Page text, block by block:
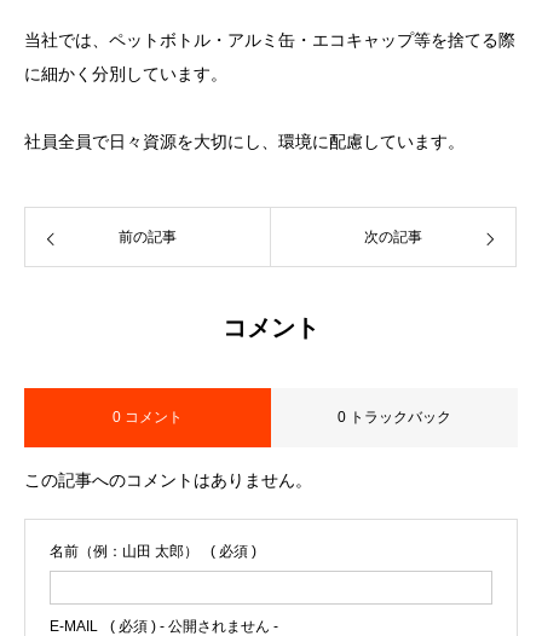
当社では、ペットボトル・アルミ缶・エコキャップ等を捨てる際
に細かく分別しています。
社員全員で日々資源を大切にし、環境に配慮しています。
前の記事 次の記事
コメント
0 コメント 0 トラックバック
この記事へのコメントはありません。
名前（例：山田 太郎） ( 必須 )
E-MAIL ( 必須 ) - 公開されません -